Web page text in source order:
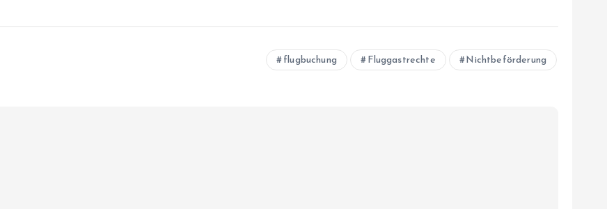
flugbuchung Fluggastrechte Nichtbeförderung